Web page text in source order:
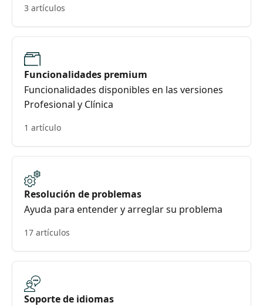
3 artículos
Funcionalidades premium
Funcionalidades disponibles en las versiones
Profesional y Clínica
1 artículo
Resolución de problemas
Ayuda para entender y arreglar su problema
17 artículos
Soporte de idiomas